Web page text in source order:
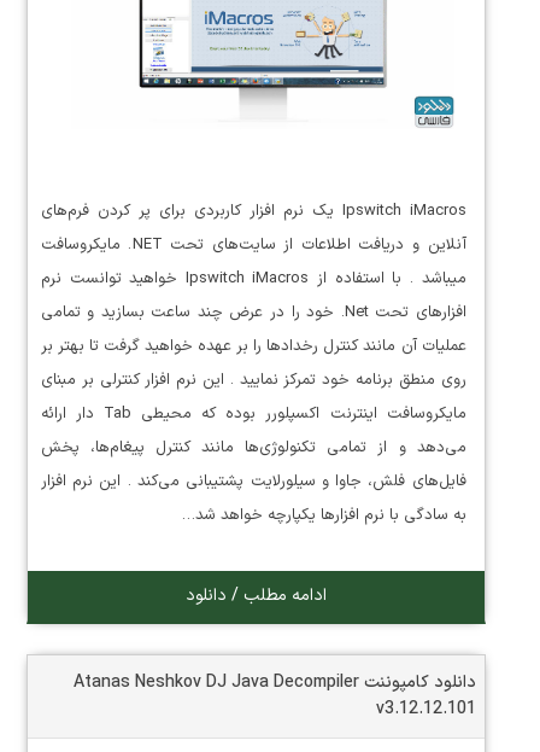
Ipswitch iMacros یک نرم افزار کاربردی برای پر کردن فرم‌های
آنلاین و دریافت اطلاعات از سایت‌های تحت NET. مایکروسافت
میباشد . با استفاده از Ipswitch iMacros خواهید توانست نرم
افزارهای تحت Net. خود را در عرض چند ساعت بسازید و تمامی
عملیات آن مانند کنترل رخدادها را بر عهده خواهید گرفت تا بهتر بر
روی منطق برنامه خود تمرکز نمایید . این نرم افزار کنترلی بر مبنای
مایکروسافت اینترنت اکسپلورر بوده که محیطی Tab دار ارائه
می‌دهد و از تمامی تکنولوژی‌ها مانند کنترل پیغام‌ها، پخش
فایل‌های فلش، جاوا و سیلورلایت پشتیبانی می‌کند . این نرم افزار
به سادگی با نرم افزارها یکپارچه خواهد شد…
ادامه مطلب / دانلود
دانلود کامپوننت Atanas Neshkov DJ Java Decompiler
v3.12.12.101